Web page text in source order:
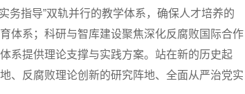
务指导”双轨并行的教学体系，确保人才培养的
体系；科研与智库建设聚焦深化反腐败国际合作
系提供理论支撑与实践方案。站在新的历史起
、反腐败理论创新的研究阵地、全面从严治党实